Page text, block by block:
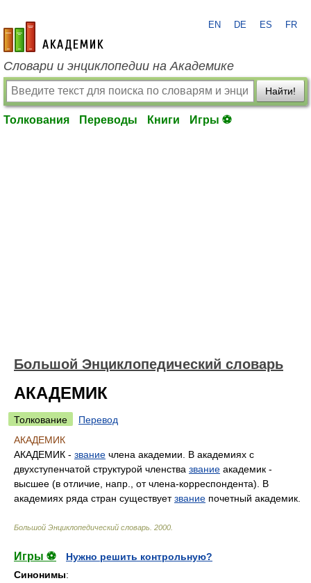
academic.ru
EN DE ES FR
Словари и энциклопедии на Академике
Найти!
Толкования Переводы Книги Игры ⚽
Большой Энциклопедический словарь
АКАДЕМИК
Толкование
Перевод
АКАДЕМИК
АКАДЕМИК - звание члена академии. В академиях с
двухступенчатой структурой членства звание академик -
высшее (в отличие, напр., от члена-корреспондента). В
академиях ряда стран существуетзвание почетный академик.
Большой Энциклопедический словарь 2000
Игры ⚽
Нужно решить контрольную?
Синонимы: